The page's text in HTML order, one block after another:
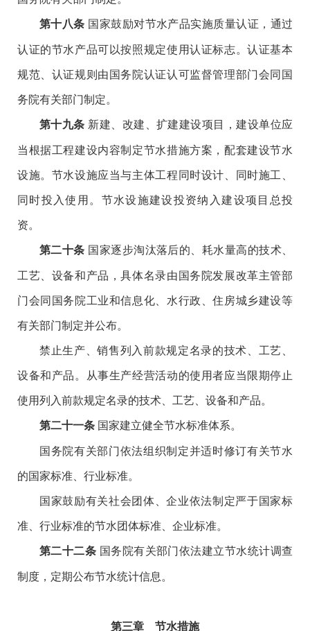
第十八条 国家鼓励对节水产品实施质量认证，通过
认证的节水产品可以按照规定使用认证标志。认证基本
规范、认证规则由国务院认证认可监督管理部门会同国
务院有关部门制定。
第十九条 新建、改建、扩建建设项目，建设单位应
当根据工程建设内容制定节水措施方案，配套建设节水
设施。节水设施应当与主体工程同时设计、同时施工、
同时投入使用。节水设施建设投资纳入建设项目总投
资。
第二十条 国家逐步淘汰落后的、耗水量高的技术、
工艺、设备和产品，具体名录由国务院发展改革主管部
门会同国务院工业和信息化、水行政、住房城乡建设等
有关部门制定并公布。
禁止生产、销售列入前款规定名录的技术、工艺、
设备和产品。从事生产经营活动的使用者应当限期停止
使用列入前款规定名录的技术、工艺、设备和产品。
第二十一条 国家建立健全节水标准体系。
国务院有关部门依法组织制定并适时修订有关节水
的国家标准、行业标准。
国家鼓励有关社会团体、企业依法制定严于国家标
准、行业标准的节水团体标准、企业标准。
第二十二条 国务院有关部门依法建立节水统计调查
制度，定期公布节水统计信息。
第三章 节水措施